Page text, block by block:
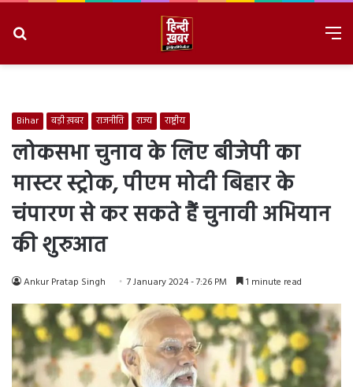
Bihar बड़ी ख़बर राजनीति राज्य राष्ट्रीय
लोकसभा चुनाव के लिए बीजेपी का
मास्टर स्ट्रोक, पीएम मोदी बिहार के
चंपारण से कर सकते हैं चुनावी अभियान
की शुरुआत
Ankur Pratap Singh 7 January 2024 - 7:26 PM 1 minute read